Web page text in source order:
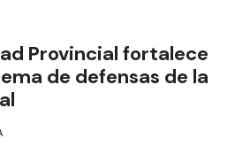
Provincial fortalece
de defensas de la